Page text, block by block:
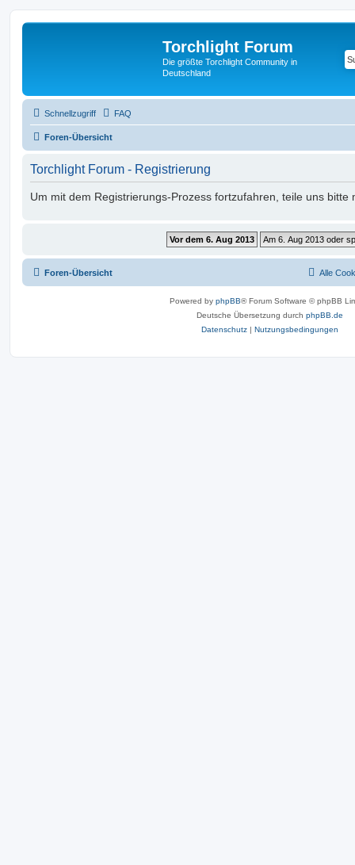
Torchlight Forum
Die größte Torchlight Community in
Deutschland
Schnellzugriff FAQ
Foren-Übersicht
Torchlight Forum - Registrierung
Um mit dem Registrierungs-Prozess fortzufahren, teile uns bitte
Foren-Übersicht Alle
Powered by phpBB® Forum Software © phpBB
Deutsche Übersetzung durch phpBB.de
Datenschutz | Nutzungsbedingungen